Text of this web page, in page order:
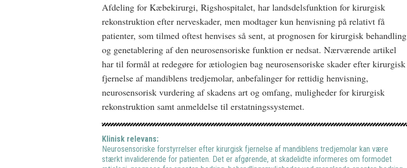
Afdeling for Kæbekirurgi, Rigshospitalet, har landsdelsfunktion for kirurgisk
rekonstruktion efter nerveskader, men modtager kun henvisning på relativt få
patienter, som tilmed oftest henvises så sent, at prognosen for kirurgisk behandling
og genetablering af den neurosensoriske funktion er nedsat. Nærværende artikel
har til formål at redegøre for ætiologien bag neurosensoriske skader efter kirurgisk
fjernelse af mandiblens tredjemolar, anbefalinger for rettidig henvisning,
neurosensorisk vurdering af skadens art og omfang, muligheder for kirurgisk
rekonstruktion samt anmeldelse til erstatningssystemet.
Klinisk relevans:
Neurosensoriske forstyrrelser efter kirurgisk fjernelse af mandiblens tredjemolar kan være
stærkt invaliderende for patienten. Det er afgørende, at skadelidte informeres om formodet